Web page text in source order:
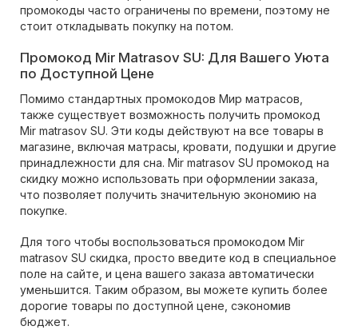
промокоды часто ограничены по времени, поэтому не
стоит откладывать покупку на потом.
Промокод Mir Matrasov SU: Для Вашего Уюта
по Доступной Цене
Помимо стандартных промокодов Мир матрасов,
также существует возможность получить промокод
Mir matrasov SU. Эти коды действуют на все товары в
магазине, включая матрасы, кровати, подушки и другие
принадлежности для сна. Mir matrasov SU промокод на
скидку можно использовать при оформлении заказа,
что позволяет получить значительную экономию на
покупке.
Для того чтобы воспользоваться промокодом Mir
matrasov SU скидка, просто введите код в специальное
поле на сайте, и цена вашего заказа автоматически
уменьшится. Таким образом, вы можете купить более
дорогие товары по доступной цене, сэкономив
бюджет.